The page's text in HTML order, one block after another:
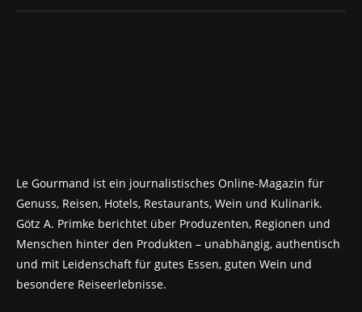
Le Gourmand ist ein journalistisches Online-Magazin für
Genuss, Reisen, Hotels, Restaurants, Wein und Kulinarik.
Götz A. Primke berichtet über Produzenten, Regionen und
Menschen hinter den Produkten – unabhängig, authentisch
und mit Leidenschaft für gutes Essen, guten Wein und
besondere Reiseerlebnisse.